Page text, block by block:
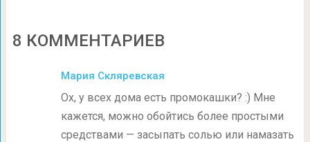
8 КОММЕНТАРИЕВ
Мария Скляревская
Ох, у всех дома есть промокашки? :) Мне
кажется, можно обойтись более простыми
средствами — засыпать солью или намазать